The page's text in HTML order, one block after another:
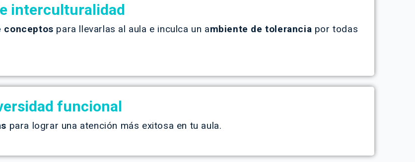
interculturalidad
conceptos para llevarlas al aula e inculca un ambiente de tolerancia por todas
funcional
para lograr una atención más exitosa en tu aula.